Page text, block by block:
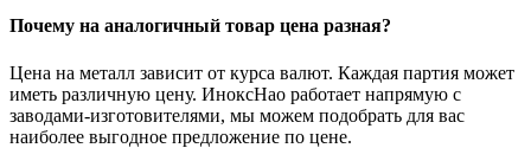
Почему на аналогичный товар цена разная?
Цена на металл зависит от курса валют. Каждая партия может
иметь различную цену. ИноксНао работает напрямую с
заводами-изготовителями, мы можем подобрать для вас
наиболее выгодное предложение по цене.